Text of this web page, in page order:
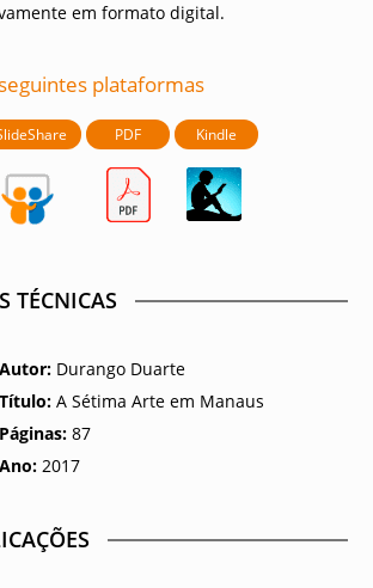
em formato digital.
plataformas
PDF Kindle
TÉCNICAS
Autor: Durango Duarte
Título: A Sétima Arte em Manaus
Páginas: 87
Ano: 2017